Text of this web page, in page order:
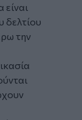
δελτίου
την